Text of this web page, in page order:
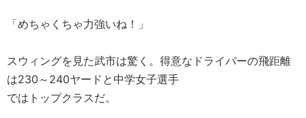
「めちゃくちゃ力強いね！」
スウィングを見た武市は驚く。得意なドライバーの飛距離
は230～240ヤードと中学女子選手
ではトップクラスだ。